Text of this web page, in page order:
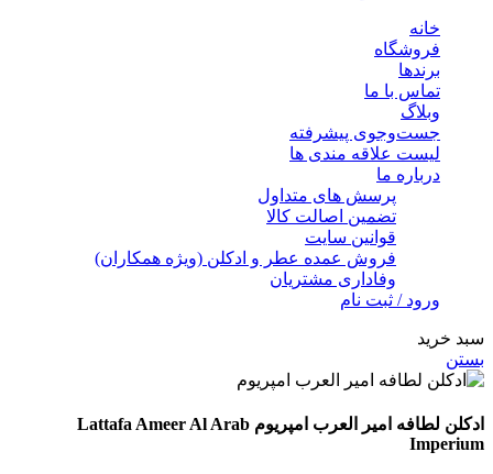
خانه
فروشگاه
برندها
تماس با ما
وبلاگ
جست‌وجوی پیشرفته
لیست علاقه مندی ها
درباره ما
پرسش های متداول
تضمین اصالت کالا
قوانین سایت
فروش عمده عطر و ادکلن (ویژه همکاران)
وفاداری مشتریان
ورود / ثبت نام
سبد خرید
بستن
ادکلن لطافه امیر العرب امپریوم Lattafa Ameer Al Arab
Imperium